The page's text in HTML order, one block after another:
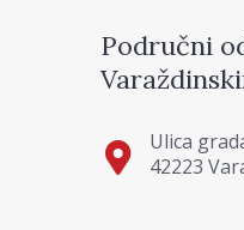
Područni
Ulica
42223